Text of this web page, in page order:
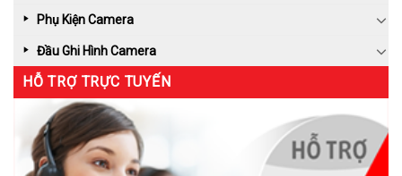
Phụ Kiện Camera
Đầu Ghi Hình Camera
HỖ TRỢ TRỰC TUYẾN